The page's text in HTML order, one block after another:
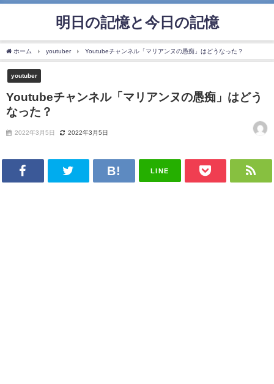
明日の記憶と今日の記憶
ホーム youtuber Youtubeチャンネル「マリアンヌの愚痴」はどうなった？
youtuber
Youtubeチャンネル「マリアンヌの愚痴」はどう
なった？
2022年3月5日 2022年3月5日
LINE